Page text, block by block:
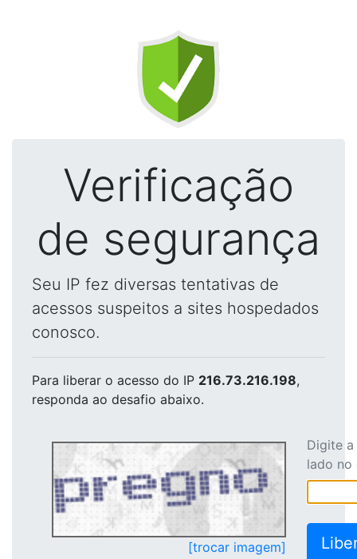
Verificação
de segurança
Seu IP fez diversas tentativas de
acessos suspeitos a sites hospedados
conosco.
Para liberar o acesso do IP 216.73.216.198,
responda ao desafio abaixo.
[trocar imagem]
Digite
lado no